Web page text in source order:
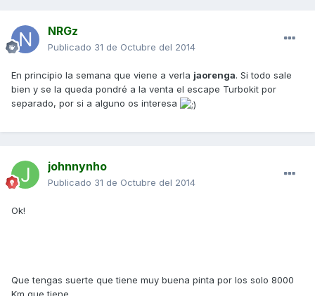
NRGz
Publicado 31 de Octubre del 2014
En principio la semana que viene a verla jaorenga. Si todo sale
bien y se la queda pondré a la venta el escape Turbokit por
separado, por si a alguno os interesa
johnnynho
Publicado 31 de Octubre del 2014
Ok!
Que tengas suerte que tiene muy buena pinta por los solo 8000